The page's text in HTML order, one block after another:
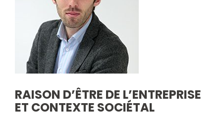
RAISON D’ÊTRE DE L’ENTREPRISE
ET CONTEXTE SOCIÉTAL